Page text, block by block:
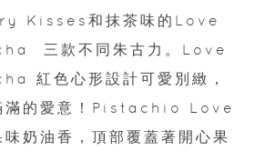
Kisses和抹茶味的Love
三款不同朱古力。Love
紅色心形設計可愛別緻，
滿的愛意！Pistachio Love
奶油香，頂部覆蓋著開心果